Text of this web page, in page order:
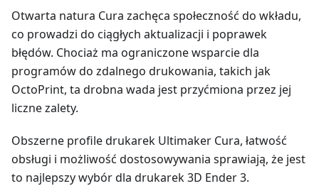
Otwarta natura Cura zachęca społeczność do wkładu,
co prowadzi do ciągłych aktualizacji i poprawek
błędów. Chociaż ma ograniczone wsparcie dla
programów do zdalnego drukowania, takich jak
OctoPrint, ta drobna wada jest przyćmiona przez jej
liczne zalety.
Obszerne profile drukarek Ultimaker Cura, łatwość
obsługi i możliwość dostosowywania sprawiają, że jest
to najlepszy wybór dla drukarek 3D Ender 3.